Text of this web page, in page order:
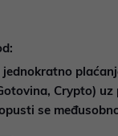
Crypto) uz
se